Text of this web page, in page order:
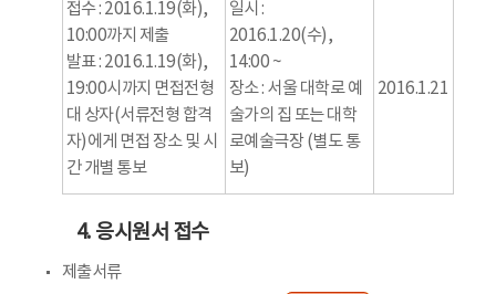
접수 : 2016.1.19(화),
10:00까지 제출
발표 : 2016.1.19(화),
19:00시까지 면접전형
대 상자(서류전형 합격
자)에게 면접 장소 및 시
간 개별 통보
일시 :
2016.1.20(수),
14:00 ~
장소 : 서울 대학로 예
술가의 집 또는 대학
로예술극장 (별도 통
보)
2016.1.21
4. 응시원서 접수
제출서류